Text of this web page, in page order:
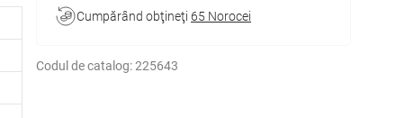
Cumpărând obţineţi 65 Norocei
Codul de catalog:225643